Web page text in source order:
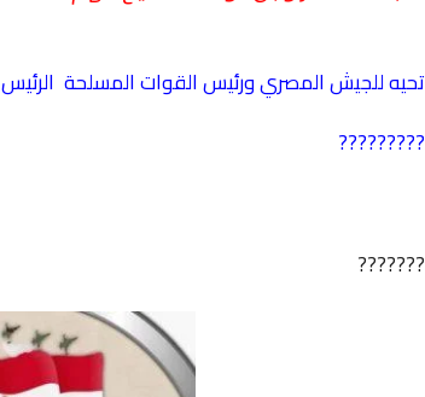
تحيه للجيش المصري ورئيس القوات المسلحة
?????????
???????